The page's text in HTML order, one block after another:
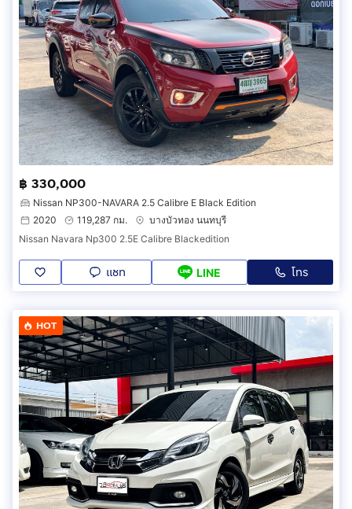
฿ 330,000
Nissan NP300-NAVARA 2.5 Calibre E Black Edition
2020
119,287 กม.
บางบัวทอง นนทบุรี
Nissan Navara Np300 2.5E Calibre Blackedition
แชท LINE โทร
HOT